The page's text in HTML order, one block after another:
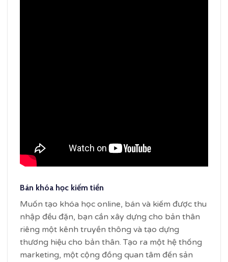
Bán khóa học kiếm tiền
Muốn tạo khóa học online, bán và kiếm được thu
nhập đều đặn, bạn cần xây dựng cho bản thân
riêng một kênh truyền thông và tạo dựng
thương hiệu cho bản thân. Tạo ra một hệ thống
marketing, một cộng đồng quan tâm đến sản